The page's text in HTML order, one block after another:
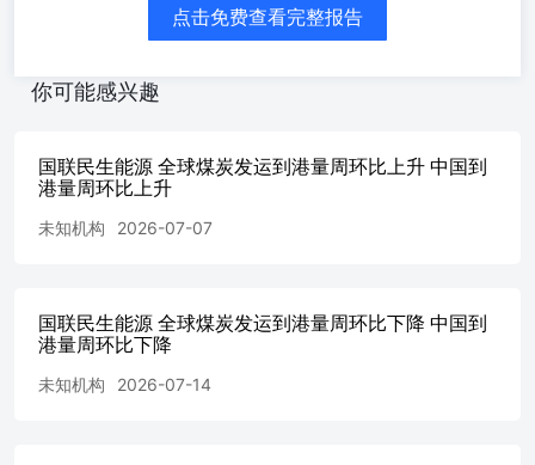
点击免费查看完整报告
你可能感兴趣
国联民生能源 全球煤炭发运到港量周环比上升 中国到
港量周环比上升
未知机构 2026-07-07
国联民生能源 全球煤炭发运到港量周环比下降 中国到
港量周环比下降
未知机构 2026-07-14